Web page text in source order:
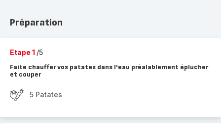
Préparation
Etape 1 /5
Faite chauffer vos patates dans l'eau préalablement éplucher
et couper
5 Patates